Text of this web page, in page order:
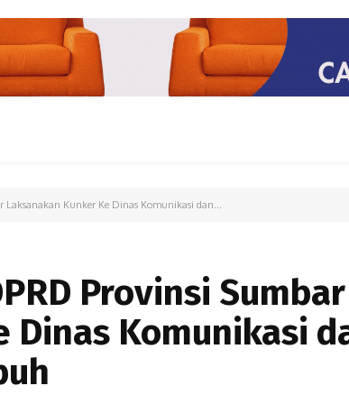
Kunker Ke Dinas Komunikasi dan...
Provinsi Sumbar
Dinas Komunikasi